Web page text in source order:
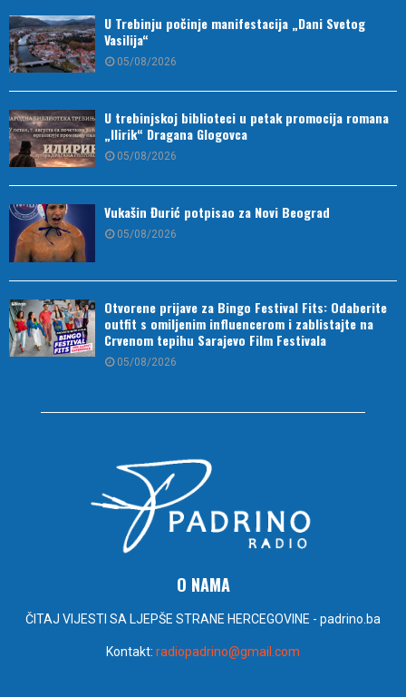
U Trebinju počinje manifestacija „Dani Svetog
Vasilija“
05/08/2026
U trebinjskoj biblioteci u petak promocija romana
„Ilirik“ Dragana Glogovca
05/08/2026
Vukašin Đurić potpisao za Novi Beograd
05/08/2026
Otvorene prijave za Bingo Festival Fits: Odaberite
outfit s omiljenim influencerom i zablistajte na
Crvenom tepihu Sarajevo Film Festivala
05/08/2026
O NAMA
ČITAJ VIJESTI SA LJEPŠE STRANE HERCEGOVINE - padrino.ba
Kontakt: radiopadrino@gmail.com